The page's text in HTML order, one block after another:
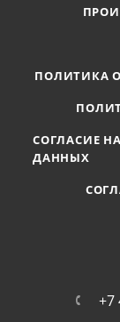
ПОЛИТИКА
СОГЛАСИЕ
ДАННЫХ
+7